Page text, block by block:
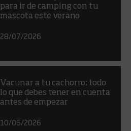
para ir de camping con tu
mascota este verano
28/07/2026
Vacunar a tu cachorro: todo
lo que debes tener en cuenta
antes de empezar
10/06/2026